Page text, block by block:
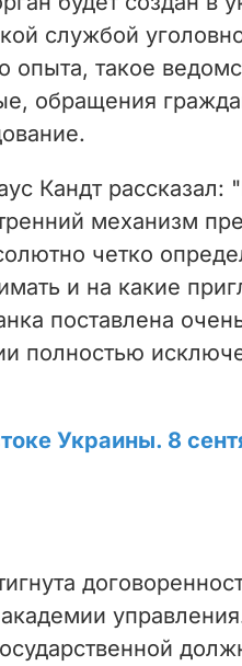
i
d
e
o
службой
опыта, такое
обращения
Кандт рассказал:
механизм
четко
и на какие
поставлена
полностью
Украины. 8